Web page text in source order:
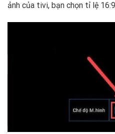
ảnh của tivi, bạn chọn tỉ lệ